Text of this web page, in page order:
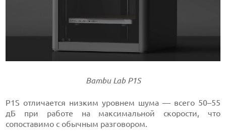
Bambu Lab P1S
P1S отличается низким уровнем шума — всего 50–55
дБ при работе на максимальной скорости, что
сопоставимо с обычным разговором.